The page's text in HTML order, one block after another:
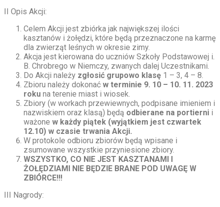
II Opis Akcji:
Celem Akcji jest zbiórka jak największej ilości
kasztanów i żołędzi, które będą przeznaczone na karmę
dla zwierząt leśnych w okresie zimy.
Akcja jest kierowana do uczniów Szkoły Podstawowej i.
B. Chrobrego w Niemczy, zwanych dalej Uczestnikami.
Do Akcji należy zgłosić grupowo klasę 1 – 3, 4 – 8.
Zbioru należy dokonać w terminie 9. 10 – 10. 11. 2023
roku na terenie miast i wiosek.
Zbiory (w workach przewiewnych, podpisane imieniem i
nazwiskiem oraz klasą) będą odbierane na portierni i
ważone w każdy piątek (wyjątkiem jest czwartek
12.10) w czasie trwania Akcji.
W protokole odbioru zbiorów będą wpisane i
zsumowane wszystkie przyniesione zbiory.
WSZYSTKO, CO NIE JEST KASZTANAMI I
ŻOŁĘDZIAMI NIE BĘDZIE BRANE POD UWAGĘ W
ZBIÓRCE!!!
III Nagrody: